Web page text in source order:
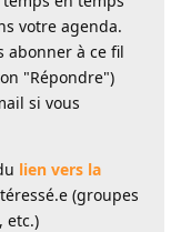
votre agenda.
abonner à ce fil
"Répondre")
si vous
lien vers la
(groupes
etc.)